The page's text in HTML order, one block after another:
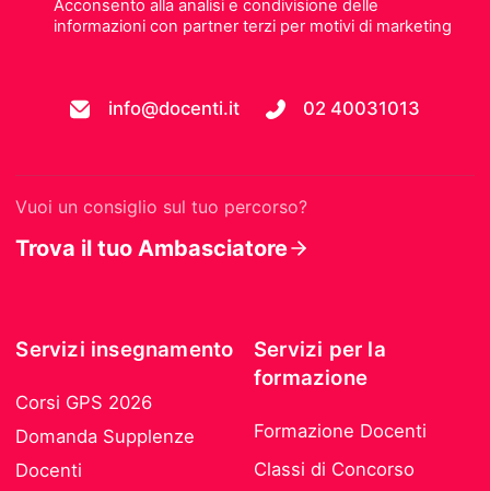
Acconsento alla analisi e condivisione delle
informazioni con partner terzi per motivi di marketing
info@docenti.it 02 40031013
Vuoi un consiglio sul tuo percorso?
Trova il tuo Ambasciatore
Servizi insegnamento
Corsi GPS 2026
Domanda Supplenze
Docenti
Servizi per la
formazione
Formazione Docenti
Classi di Concorso